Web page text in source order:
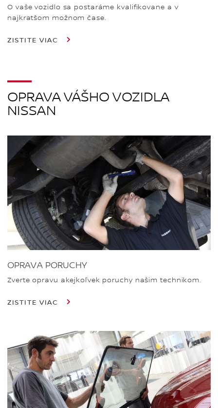
O vaše vozidlo sa postaráme kvalifikovane a v
najkratšom možnom čase.
ZISTITE VIAC
OPRAVA VÁŠHO VOZIDLA
NISSAN
OPRAVA PORUCHY
Zverte opravu akejkoľvek poruchy našim technikom.
ZISTITE VIAC